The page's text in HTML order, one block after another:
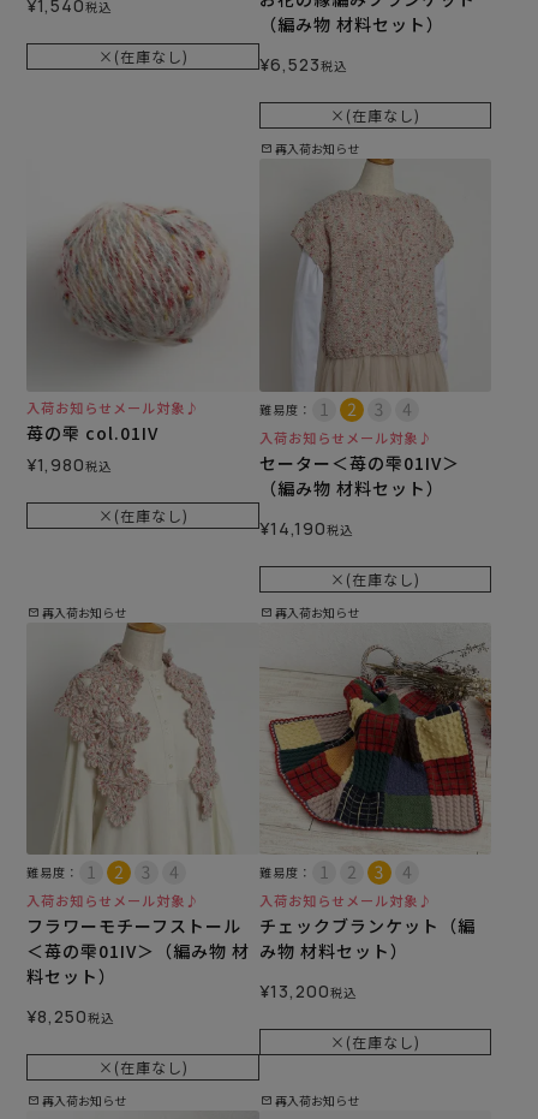
¥1,540税込
×(在庫なし)
（編み物 材料セット）
¥6,523税込
×(在庫なし)
再入荷お知らせ
入荷お知らせメール対象♪
苺の雫 col.01IV
¥1,980税込
×(在庫なし)
再入荷お知らせ
難易度：
入荷お知らせメール対象♪
セーター＜苺の雫01IV＞
（編み物 材料セット）
¥14,190税込
×(在庫なし)
再入荷お知らせ
難易度：
入荷お知らせメール対象♪
フラワーモチーフストール
＜苺の雫01IV＞（編み物 材
料セット）
¥8,250税込
×(在庫なし)
再入荷お知らせ
難易度：
入荷お知らせメール対象♪
チェックブランケット（編
み物 材料セット）
¥13,200税込
×(在庫なし)
再入荷お知らせ